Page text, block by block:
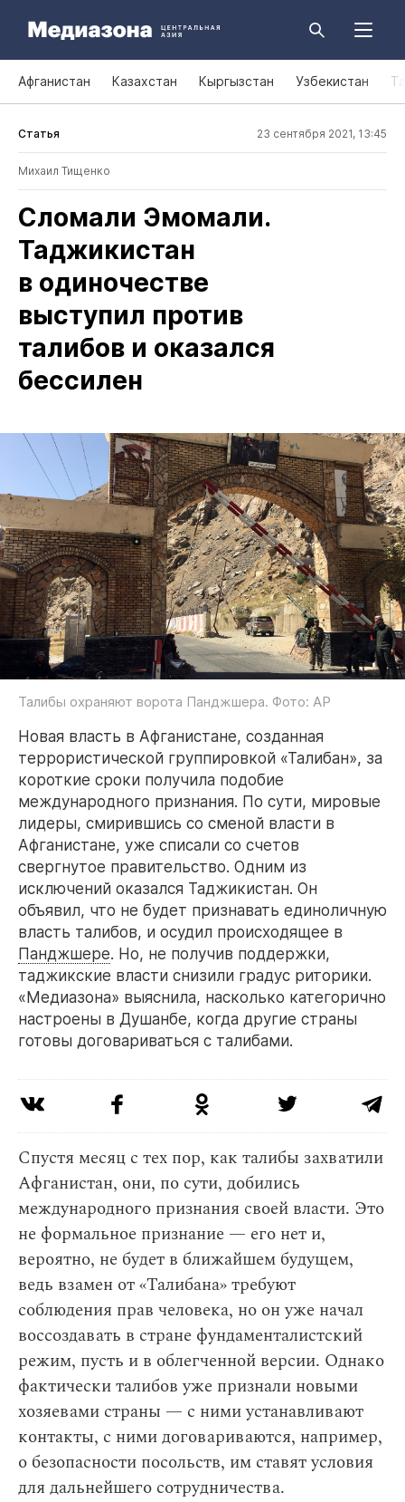
Афганистан Казахстан Кыргызстан Узбекистан
Статья 23 сентября 2021, 13:45
Михаил Тищенко
Сломали Эмомали.
Таджикистан
в одиночестве
выступил против
талибов и оказался
бессилен
Талибы охраняют ворота Панджшера. Фото: AP
Новая власть в Афганистане, созданная
террористической группировкой «Талибан», за
короткие сроки получила подобие
международного признания. По сути, мировые
лидеры, смирившись со сменой власти в
Афганистане, уже списали со счетов
свергнутое правительство. Одним из
исключений оказался Таджикистан. Он
объявил, что не будет признавать единоличную
власть талибов, и осудил происходящее в
Панджшере. Но, не получив поддержки,
таджикские власти снизили градус риторики.
«Медиазона» выяснила, насколько категорично
настроены в Душанбе, когда другие страны
готовы договариваться с талибами.
Спустя месяц с тех пор, как талибы захватили
Афганистан, они, по сути, добились
международного признания своей власти. Это
не формальное признание — его нет и,
вероятно, не будет в ближайшем будущем,
ведь взамен от «Талибана» требуют
соблюдения прав человека, но он уже начал
воссоздавать в стране фундаменталистский
режим, пусть и в облегченной версии. Однако
фактически талибов уже признали новыми
хозяевами страны — с ними устанавливают
контакты, с ними договариваются, например,
о безопасности посольств, им ставят условия
для дальнейшего сотрудничества.